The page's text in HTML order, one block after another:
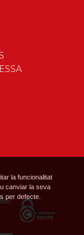
la funcionalitat
canviar la seva
per defecte.